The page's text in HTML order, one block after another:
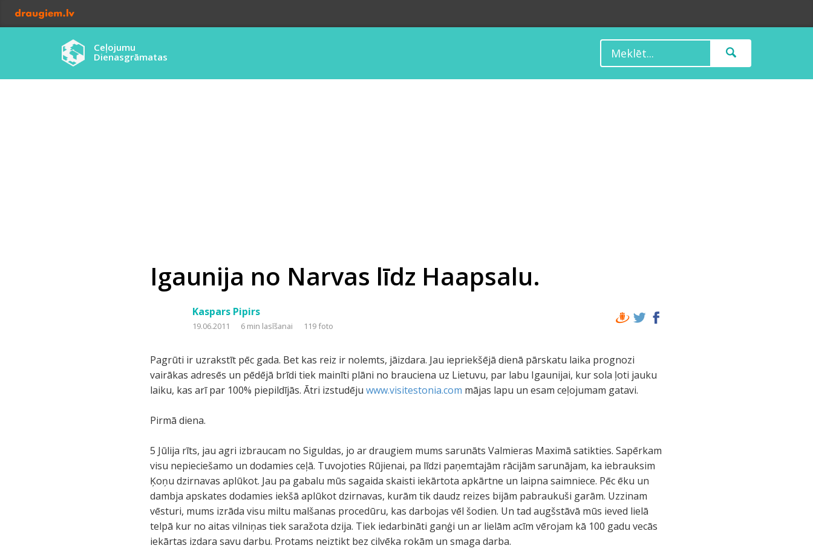
Ceļojumu
Dienasgrāmatas
Igaunija no Narvas līdz Haapsalu.
Kaspars Pipirs
19.06.2011 6 min lasīšanai 119 foto
Pagrūti ir uzrakstīt pēc gada. Bet kas reiz ir nolemts, jāizdara. Jau iepriekšējā dienā pārskatu laika prognozi
vairākas adresēs un pēdējā brīdi tiek mainīti plāni no brauciena uz Lietuvu, par labu Igaunijai, kur sola ļoti jauku
laiku, kas arī par 100% piepildījās. Ātri izstudējuwww.visitestonia.com mājas lapu un esam ceļojumam gatavi.
Pirmā diena.
5 Jūlija rīts, jau agri izbraucam no Siguldas, jo ar draugiem mums sarunāts Valmieras Maximā satikties. Sapērkam
visu nepieciešamo un dodamies ceļā. Tuvojoties Rūjienai, pa līdzi paņemtajām rācijām sarunājam, ka iebrauksim
Ķoņu dzirnavas aplūkot. Jau pa gabalu mūs sagaida skaisti iekārtota apkārtne un laipna saimniece. Pēc ēku un
dambja apskates dodamies iekšā aplūkot dzirnavas, kurām tik daudz reizes bijām pabraukuši garām. Uzzinam
vēsturi, mums izrāda visu miltu malšanas procedūru, kas darbojas vēl šodien. Un tad augšstāvā mūs ieved lielā
telpā kur no aitas vilniņas tiek saražota dzija. Tiek iedarbināti ganģi un ar lielām acīm vērojam kā 100 gadu vecās
iekārtas izdara savu darbu. Protams neiztikt bez cilvēka rokām un smaga darba.